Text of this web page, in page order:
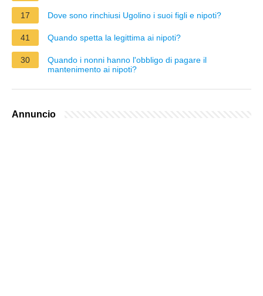
17 Dove sono rinchiusi Ugolino i suoi figli e nipoti?
41 Quando spetta la legittima ai nipoti?
30
Quando i nonni hanno l'obbligo di pagare il
mantenimento ai nipoti?
Annuncio